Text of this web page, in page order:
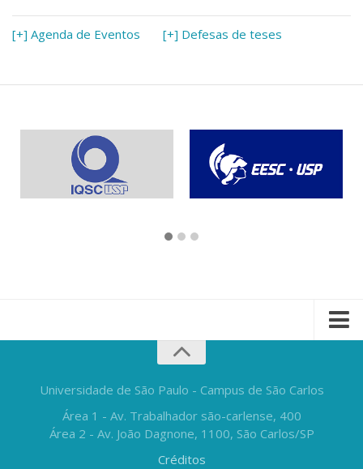
[+] Agenda de Eventos [+] Defesas de teses
Universidade de São Paulo - Campus de São Carlos
Área 1 - Av. Trabalhador são-carlense, 400
Área 2 - Av. João Dagnone, 1100, São Carlos/SP
Créditos